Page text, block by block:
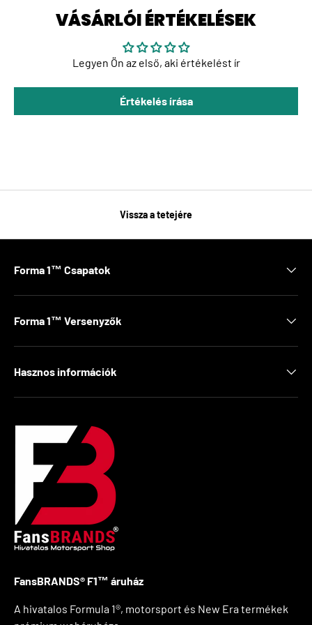
VÁSÁRLÓI ÉRTÉKELÉSEK
Legyen Ön az első, aki értékelést ír
Értékelés írása
Vissza a tetejére
Forma 1™ Csapatok
Forma 1™ Versenyzők
Hasznos információk
FansBRANDS® F1™ áruház
A hivatalos Formula 1®, motorsport és New Era termékek